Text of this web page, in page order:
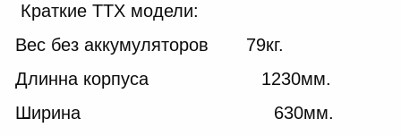
Краткие ТТХ модели:
Вес без аккумуляторов 79кг.
Длинна корпуса 1230мм.
Ширина 630мм.